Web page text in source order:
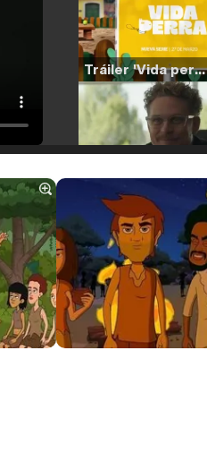
Tráiler 'Vida perra' (2026)
Tráiler en español 'Outcome' (2026)